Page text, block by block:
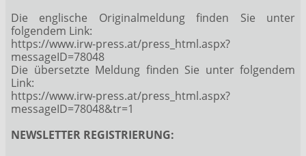
Die englische Originalmeldung finden Sie unter
folgendem Link:
https://www.irw-press.at/press_html.aspx?
messageID=78048
Die übersetzte Meldung finden Sie unter folgendem
Link:
https://www.irw-press.at/press_html.aspx?
messageID=78048&tr=1
NEWSLETTER REGISTRIERUNG: